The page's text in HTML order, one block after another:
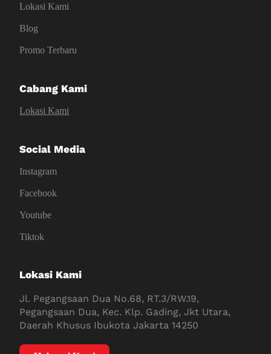
Lokasi Kami
Blog
Promo Terbaru
Cabang Kami
Lokasi Kami
Social Media
Instagram
Facebook
Youtube
Tiktok
Lokasi Kami
Jl. Pegangsaan Dua No.68, RT.3/RW.19,
Pegangsaan Dua, Kec. Klp. Gading, Jkt Utara,
Daerah Khusus Ibukota Jakarta 14250